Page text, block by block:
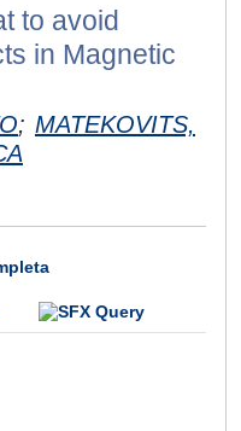
to avoid
in Magnetic
; MATEKOVITS,